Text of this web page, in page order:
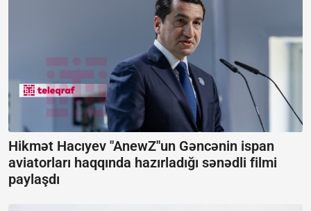
Hikmət Hacıyev "AnewZ"un Gəncənin ispan
aviatorları haqqında hazırladığı sənədli filmi
paylaşdı